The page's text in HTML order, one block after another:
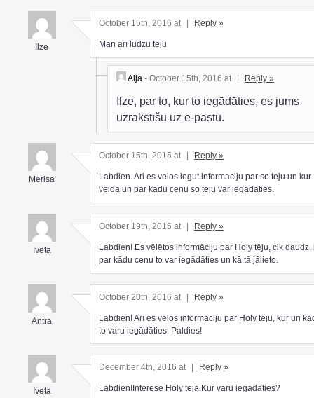
Ilze
October 15th, 2016 at Reply »
Man arī lūdzu tēju
Aija - October 15th, 2016 at | Reply »
Ilze, par to, kur to iegādāties, es jums
uzrakstīšu uz e-pastu.
Merisa
October 15th, 2016 at Reply »
Labdien. Ari es velos iegut informaciju par so teju un kur
veida un par kadu cenu so teju var iegadaties.
Iveta
October 19th, 2016 at Reply »
Labdien! Es vēlētos informāciju par Holy tēju, cik daudz,
par kādu cenu to var iegādāties un kā tā jālieto.
Antra
October 20th, 2016 at | Reply »
Labdien! Arī es vēlos informāciju par Holy tēju, kur un
to varu iegādāties. Paldies!
Iveta
December 4th, 2016 at Reply »
Labdien!Interesē Holy tēja.Kur varu iegādāties?